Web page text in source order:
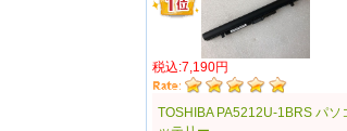
税込:7,190円
TOSHIBA PA5212U-1BRS パソ